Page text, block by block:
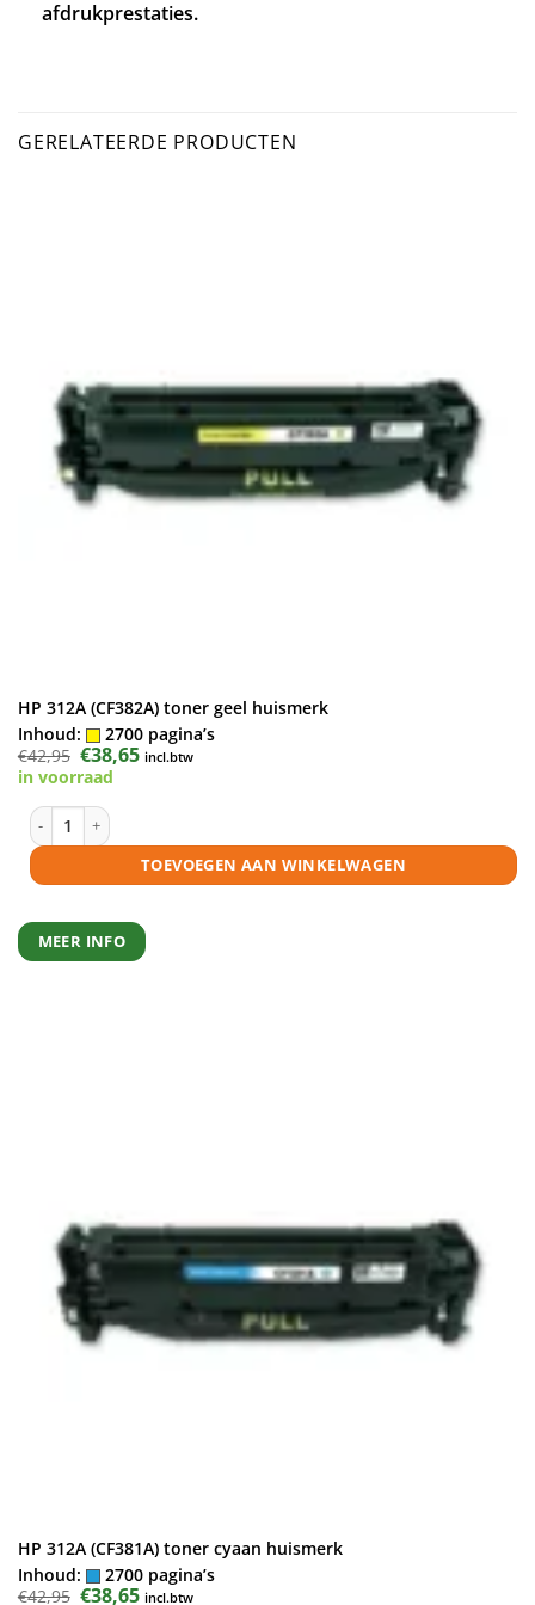
afdrukprestaties.
GERELATEERDE PRODUCTEN
HP 312A (CF382A) toner geel huismerk
Inhoud:
2700 pagina’s
€42,95 Oorspronkelijke
prijs
was:
€38,65Huidige
prijs
incl.btw
in voorraad
HP 312A (CF382A) toner geel huismerk aantal
TOEVOEGEN AAN WINKELWAGEN
MEER INFO
HP 312A (CF381A) toner cyaan huismerk
Inhoud:
2700 pagina’s
€42,95 Oorspronkelijke
€38,65Huidige
incl.btw